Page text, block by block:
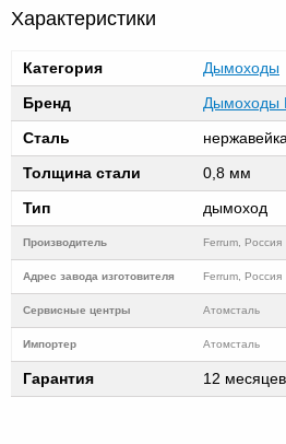
Характеристики
Категория
Дымоходы
Бренд
Дымоходы
Сталь
Толщина стали
0,8 мм
Тип
дымоход
Производитель Ferrum, Россия
Адрес завода изготовителя Ferrum, Россия
Cервисные центры Атомсталь
Импортер Атомсталь
Гарантия 12 месяцев